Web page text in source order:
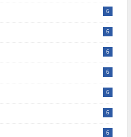
6
6
6
6
6
6
6